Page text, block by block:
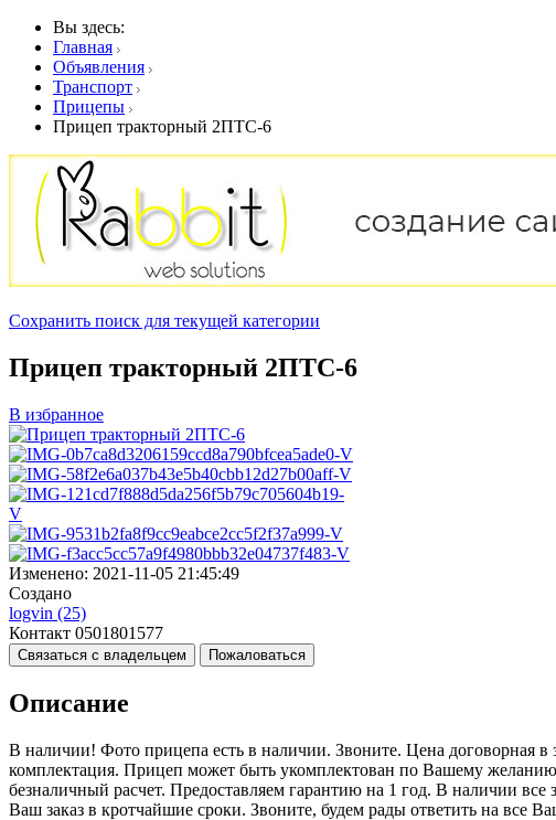
Вы здесь:
Главная
Объявления
Транспорт
Прицепы
Прицеп тракторный 2ПТС-6
Сохранить поиск для текущей категории
Прицеп тракторный 2ПТС-6
В избранное
Изменено: 2021-11-05 21:45:49
Создано
logvin (25)
Контакт 0501801577
Связаться с владельцем Пожаловаться
Описание
В наличии! Фото прицепа есть в наличии. Звоните. Цена договорная
комплектация. Прицеп может быть укомплектован по Вашему
безналичный расчет. Предоставляем гарантию на 1 год. В наличии
Ваш заказ в кротчайшие сроки. Звоните, будем рады ответить на все